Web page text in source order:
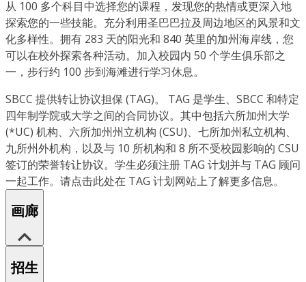
从 100 多个科目中选择您的课程，发现您的热情或更深入地
探索您的一些技能。充分利用圣巴巴拉及周边地区的风景和文
化多样性。拥有 283 天的阳光和 840 英里的加州海岸线，您
可以在校外探索各种活动。加入校园内 50 个学生俱乐部之
一，步行约 100 步到海滩进行学习休息。
SBCC 提供转让协议担保 (TAG)。 TAG 是学生、SBCC 和特定
四年制学院或大学之间的合同协议。其中包括六所加州大学
(*UC) 机构、六所加州州立机构 (CSU)、七所加州私立机构、
九所州外机构，以及与 10 所机构和 8 所不受校园影响的 CSU
签订的荣誉转让协议。学生必须注册 TAG 计划并与 TAG 顾问
一起工作。请点击此处在 TAG 计划网站上了解更多信息。
画廊
招生